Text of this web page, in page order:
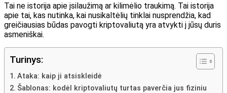
Tai ne istorija apie įsilaužimą ar kilimėlio traukimą. Tai istorija
apie tai, kas nutinka, kai nusikaltėlių tinklai nusprendžia, kad
greičiausias būdas pavogti kriptovaliutą yra atvykti į jūsų duris
asmeniškai.
Turinys:
Ataka: kaip ji atsiskleidė
Šablonas: kodėl kriptovaliutų turtas paverčia jus fiziniu